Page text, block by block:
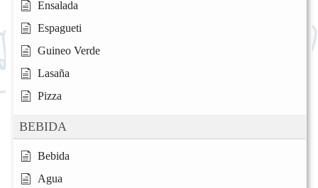
Ensalada
Espagueti
Guineo Verde
Lasaña
Pizza
BEBIDA
Bebida
Agua